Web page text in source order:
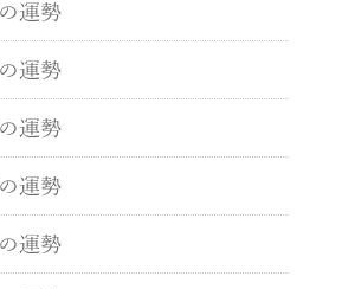
運勢
運勢
運勢
運勢
運勢